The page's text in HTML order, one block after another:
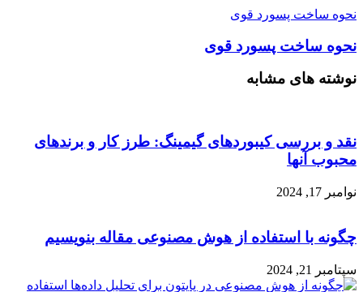
نحوه ساخت پسورد قوی
نحوه ساخت پسورد قوی
نوشته های مشابه
نقد و بررسی کیبوردهای گیمینگ: طرز کار و برندهای
محبوب آنها
نوامبر 17, 2024
چگونه با استفاده از هوش مصنوعی مقاله بنویسیم
سپتامبر 21, 2024